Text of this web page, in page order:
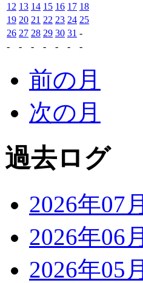
12 13 14 15 16 17 18
19 20 21 22 23 24 25
26 27 28 29 30 31 -
-
- - - - - -
前の月
次の月
過去ログ
2026年07月
2026年06月
2026年05月